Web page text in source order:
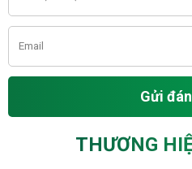
Gửi
THƯƠNG